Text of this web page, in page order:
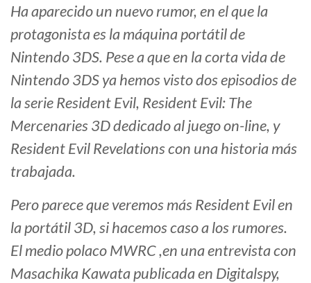
Ha aparecido un nuevo rumor, en el que la
protagonista es la máquina portátil de
Nintendo 3DS. Pese a que en la corta vida de
Nintendo 3DS ya hemos visto dos episodios de
la serie Resident Evil, Resident Evil: The
Mercenaries 3D dedicado al juego on-line, y
Resident Evil Revelations con una historia más
trabajada.
Pero parece que veremos más Resident Evil en
la portátil 3D, si hacemos caso a los rumores.
El medio polaco MWRC ,en una entrevista con
Masachika Kawata publicada en Digitalspy,